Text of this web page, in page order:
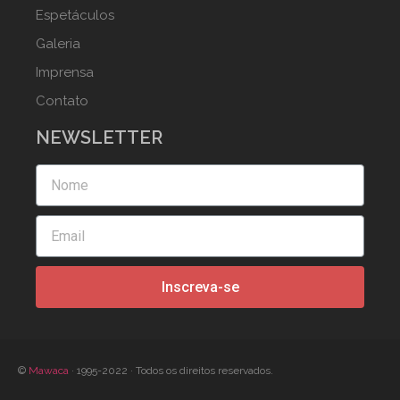
Espetáculos
Galeria
Imprensa
Contato
NEWSLETTER
Inscreva-se
© Mawaca · 1995-2022 · Todos os direitos reservados.